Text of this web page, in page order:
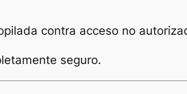
contra acceso no
seguro.